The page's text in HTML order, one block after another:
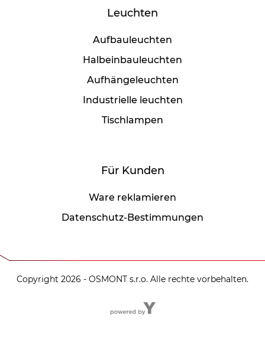
Leuchten
Aufbauleuchten
Halbeinbauleuchten
Aufhängeleuchten
Industrielle leuchten
Tischlampen
Für Kunden
Ware reklamieren
Datenschutz-Bestimmungen
Copyright 2026 - OSMONT s.r.o. Alle rechte vorbehalten.